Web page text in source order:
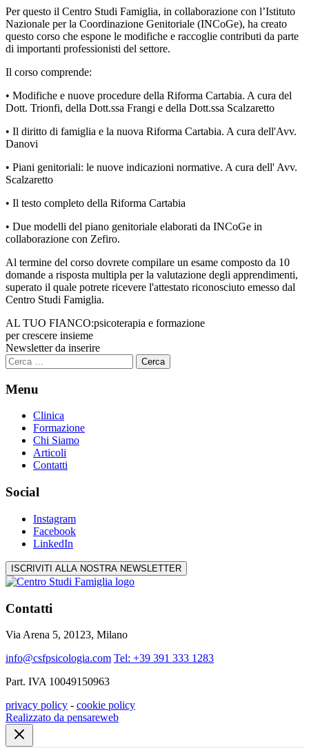
Per questo il Centro Studi Famiglia, in collaborazione con l’Istituto
Nazionale per la Coordinazione Genitoriale (INCoGe), ha creato
questo corso che espone le modifiche e raccoglie contributi da parte
di importanti professionisti del settore.
Il corso comprende:
• Modifiche e nuove procedure della Riforma Cartabia. A cura del
Dott. Trionfi, della Dott.ssa Frangi e della Dott.ssa Scalzaretto
• Il diritto di famiglia e la nuova Riforma Cartabia. A cura dell'Avv.
Danovi
• Piani genitoriali: le nuove indicazioni normative. A cura dell' Avv.
Scalzaretto
• Il testo completo della Riforma Cartabia
• Due modelli del piano genitoriale elaborati da INCoGe in
collaborazione con Zefiro.
Al termine del corso dovrete compilare un esame composto da 10
domande a risposta multipla per la valutazione degli apprendimenti,
superato il quale potrete ricevere l'attestato riconosciuto emesso dal
Centro Studi Famiglia.
AL TUO FIANCO:psicoterapia e formazione
per crescere insieme
Newsletter da inserire
Ricerca
per:
Menu
Clinica
Formazione
Chi Siamo
Articoli
Contatti
Social
Instagram
Facebook
LinkedIn
ISCRIVITI ALLA NOSTRA NEWSLETTER
Contatti
Via Arena 5, 20123, Milano
info@csfpsicologia.com Tel: +39 391 333 1283
Part. IVA 10049150963
privacy policy - cookie policy
Realizzato da pensareweb